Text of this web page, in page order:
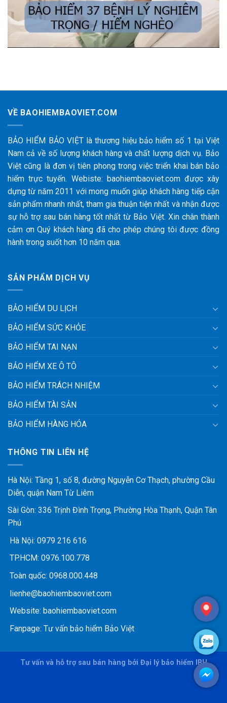
VỀ BAOHIEMBAOVIET.COM
BẢO HIỂM BẢO VIỆT là thương hiệu bảo hiểm số 1 tại Việt
Nam cả về số lượng khách hàng và chất lượng dịch vụ. Bảo
Việt cũng là đơn vị tiên phong trong việc triển khai bán bảo
hiểm trực tuyến. Webiste: baohiembaoviet.com được xây
dựng từ năm 2011 với mong muốn giúp khách hàng tiếp cận
sản phẩm nhanh nhất, tham gia thuận tiện nhất và nhận được
sự hỗ trợ sau bán hàng tốt nhất từ Bảo Việt. Xin chân thành
cảm ơn Quý khách hàng đã cho phép chúng tôi được đồng
hành trong suốt hơn 10 năm qua.
SẢN PHẨM DỊCH VỤ
BẢO HIỂM DU LỊCH
BẢO HIỂM SỨC KHỎE
BẢO HIỂM TAI NẠN
BẢO HIỂM XE Ô TÔ
BẢO HIỂM TRÁCH NHIỆM
BẢO HIỂM TÀI SẢN
BẢO HIỂM HÀNG HÓA
THÔNG TIN LIÊN HỆ
Hà Nội: Tầng 1, số 8, đường Nguyễn Cơ Thạch, phường Cầu
Diễn, quận Nam Từ Liêm
Sài Gòn: 336 Trịnh Đình Trọng, Phường Hòa Thạnh, Quận Tân
Phú
Hà Nội: 0979 216 616
TP.HCM: 0976.100.778
Toàn quốc: 0968.000.448
lienhe@baohiembaoviet.com
Website: baohiembaoviet.com
Fanpage: Tư vấn bảo hiểm Bảo Việt
Tư vấn và hỗ trợ sau bán hàng bởi Đại lý bảo hiểm IBH